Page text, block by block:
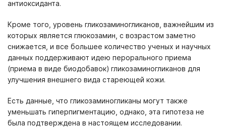
антиоксиданта.
Кроме того, уровень гликозаминогликанов, важнейшим из
которых является глюкозамин, с возрастом заметно
снижается, и все большее количество ученых и научных
данных поддерживают идею перорального приема
(приема в виде биодобавок) гликозаминогликанов для
улучшения внешнего вида стареющей кожи.
Есть данные, что гликозаминогликаны могут также
уменьшать гиперпигментацию, однако, эта гипотеза не
была подтверждена в настоящем исследовании.